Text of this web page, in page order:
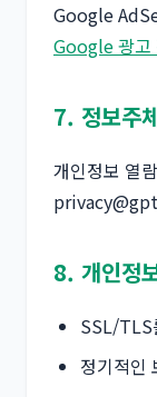
Google
Google 광고
7. 정보주
개인정보 열
8. 개인정
SSL/TLS
정기적인